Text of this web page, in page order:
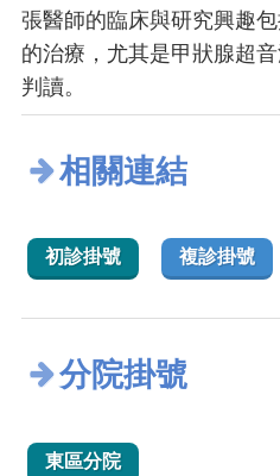
張醫師的臨床與研究興趣
的治療，尤其是甲狀腺超
判讀。
相關連結
初診掛號 複診掛號
分院掛號
東區分院